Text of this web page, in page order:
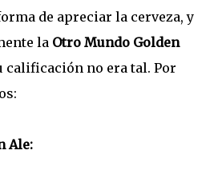
de apreciar la cerveza, y
la Otro Mundo Golden
calificación no era tal. Por
Ale: